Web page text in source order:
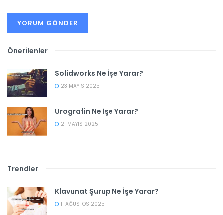
Önerilenler
Solidworks Ne İşe Yarar?
23 MAYIS 2025
Urografin Ne İşe Yarar?
21 MAYIS 2025
Trendler
Klavunat Şurup Ne İşe Yarar?
11 AĞUSTOS 2025